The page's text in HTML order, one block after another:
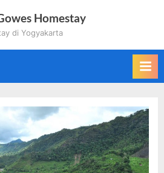
Homestay
di Yogyakarta